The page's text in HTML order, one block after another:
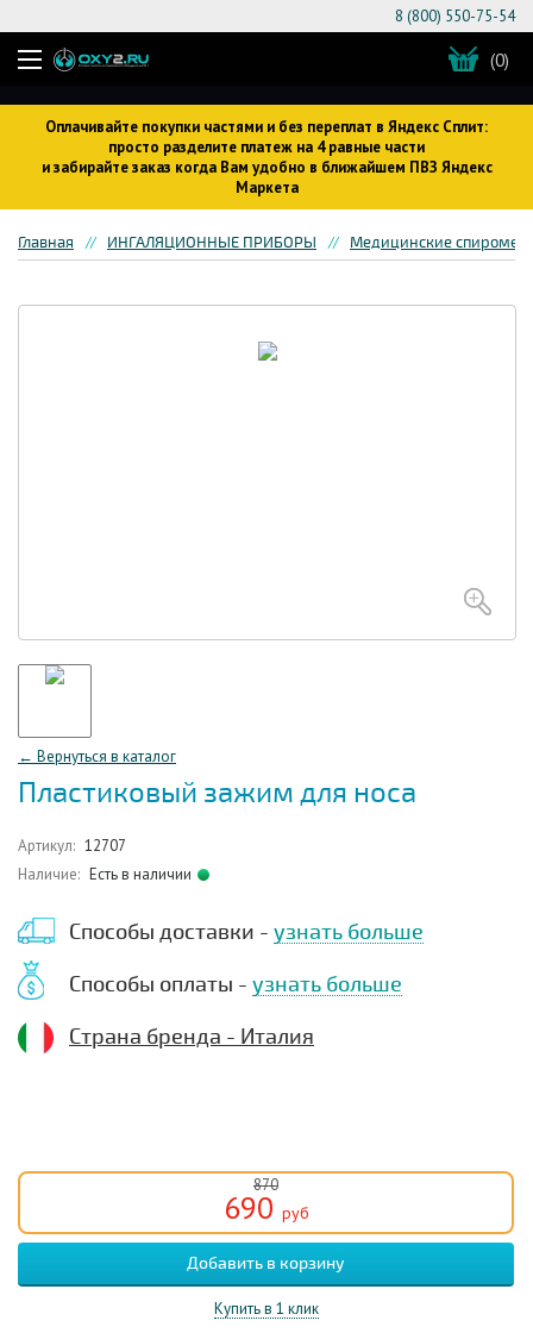
Оплачивайте покупки частями и без переплат в Яндекс Сплит:
просто разделите платеж на 4 равные части
и забирайте заказ когда Вам удобно в ближайшем ПВЗ Яндекс
Маркета
8 (800) 550-75-54
(0)
Главная ИНГАЛЯЦИОННЫЕ ПРИБОРЫ Медицинские
← Вернуться в каталог
Пластиковый зажим для носа
Артикул: 12707
Наличие: Есть в наличии
Способы доставки - узнать больше
Способы оплаты - узнать больше
Страна бренда - Италия
870
690 руб
Купить в 1 клик